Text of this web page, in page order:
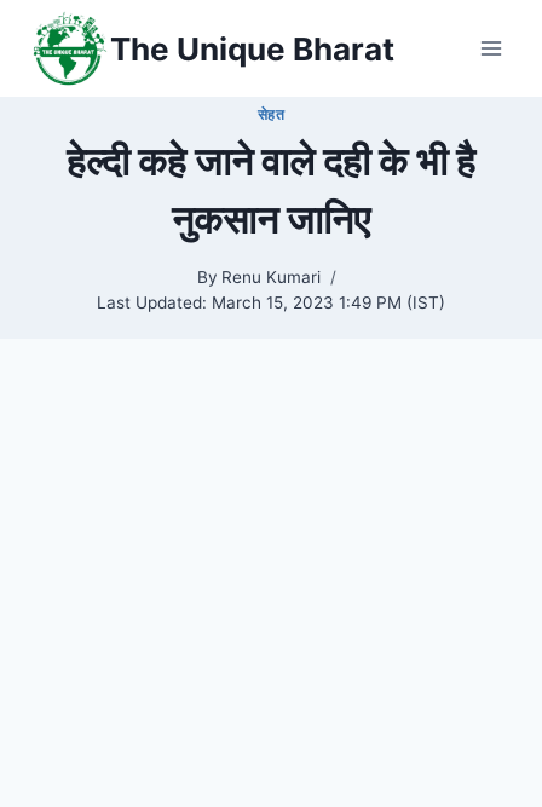
content
The Unique Bharat
सेहत
हेल्दी कहे जाने वाले दही के भी है
नुकसान जानिए
By Renu Kumari
Last Updated: March 15, 2023 1:49 PM (IST)